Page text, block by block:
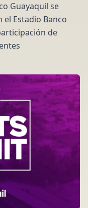
Guayaquil se
el Estadio Banco
de